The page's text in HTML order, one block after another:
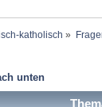
katholisch »
unten